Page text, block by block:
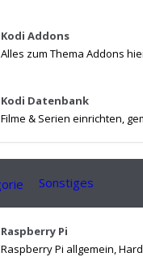
Kodi Addons
Alles zum Thema Addons
Kodi Datenbank
Filme & Serien einrichten,
Sonstiges
Raspberry Pi
Raspberry Pi allgemein,